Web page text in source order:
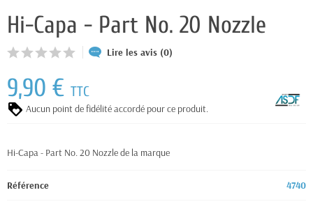
Hi-Capa - Part No. 20 Nozzle
Lire les avis (0)
9,90 € TTC
Aucun point de fidélité accordé pour ce produit.
Hi-Capa - Part No. 20 Nozzle de la marque
Référence 4740